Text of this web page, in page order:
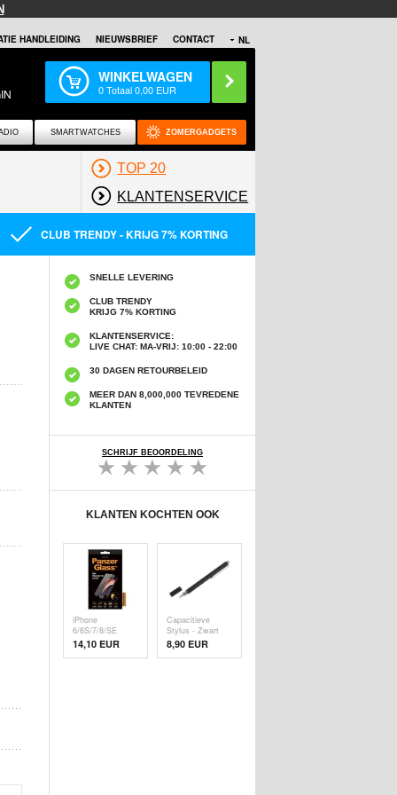
NL
HANDLEIDING NIEUWSBRIEF CONTACT
WINKELWAGEN
0Totaal0,00 EUR
SMARTWATCHES ZOMERGADGETS
TOP 20
KLANTENSERVICE
CLUB TRENDY - KRIJG 7% KORTING
SNELLE LEVERING
CLUB TRENDY
KRIJG 7% KORTING
KLANTENSERVICE:
LIVE CHAT: MA-VRIJ: 10:00 - 22:00
30 DAGEN RETOURBELEID
MEER DAN 8,000,000 TEVREDENE
KLANTEN
SCHRIJF BEOORDELING
KLANTEN KOCHTEN OOK
iPhone
6/6S/7/8/SE
(2020)/SE (
14,10 EUR
Capacitieve
Stylus - Zwart
8,90 EUR